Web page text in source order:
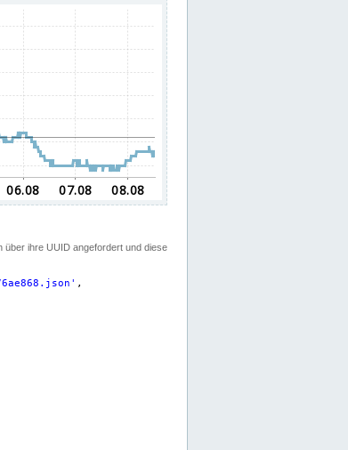
über ihre UUID angefordert und diese
' ,